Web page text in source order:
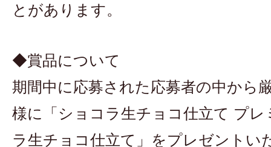
とがあります。
◆賞品について
期間中に応募された応募者の中から
様に「ショコラ生チョコ仕立て プ
ラ生チョコ仕立て」をプレゼントい